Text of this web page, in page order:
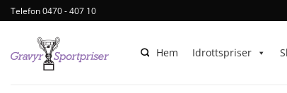
Telefon 0470 - 407 10
Hem Idrottspriser